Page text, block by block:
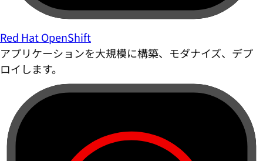
Red Hat OpenShift
アプリケーションを大規模に構築、モダナイズ、デプ
ロイします。